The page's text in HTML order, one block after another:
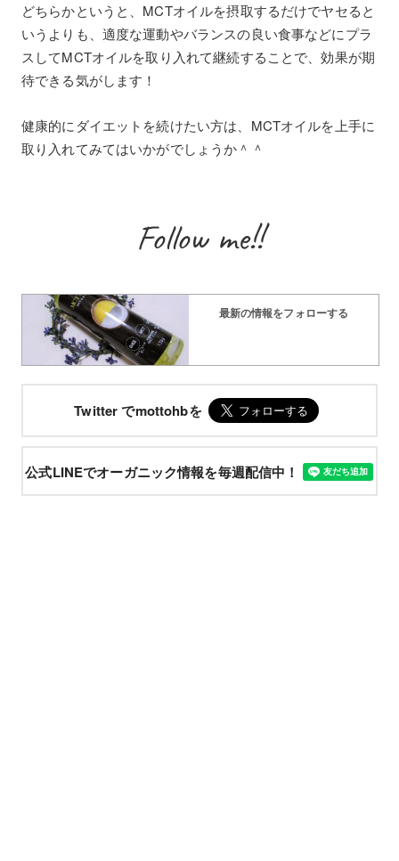
どちらかというと、MCTオイルを摂取するだけでヤセると
いうよりも、適度な運動やバランスの良い食事などにプラ
スしてMCTオイルを取り入れて継続することで、効果が期
待できる気がします！
健康的にダイエットを続けたい方は、MCTオイルを上手に
取り入れてみてはいかがでしょうか＾＾
Follow me!!
最新の情報をフォローする
Twitter でmottohbを
公式LINEでオーガニック情報を毎週配信中！